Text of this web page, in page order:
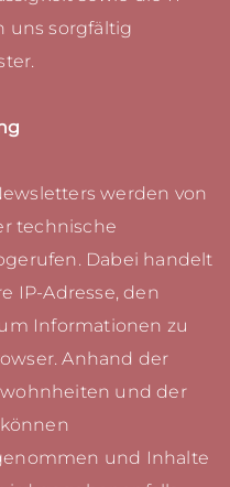
uns sorgfältig
werden von
technische
Dabei handelt
IP-Adresse, den
Informationen zu
Anhand der
und der
und Inhalte